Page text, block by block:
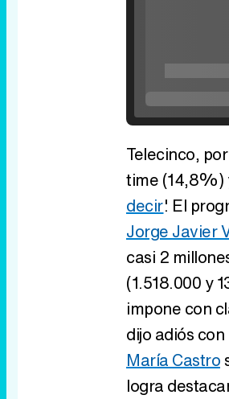
Telecinco,
time (14,8%)
decir'. El
Jorge Javier
casi 2
(1.518.000 y
impone con
dijo adiós
María Castro
logra